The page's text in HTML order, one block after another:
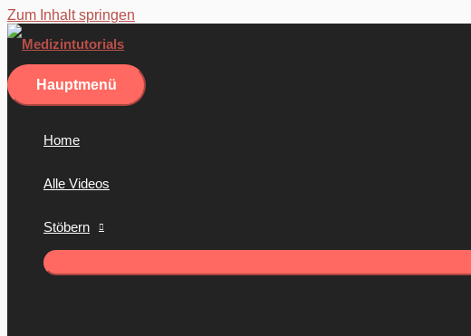
Zum Inhalt springen
Hauptmenü
Home
Alle Videos
Stöbern